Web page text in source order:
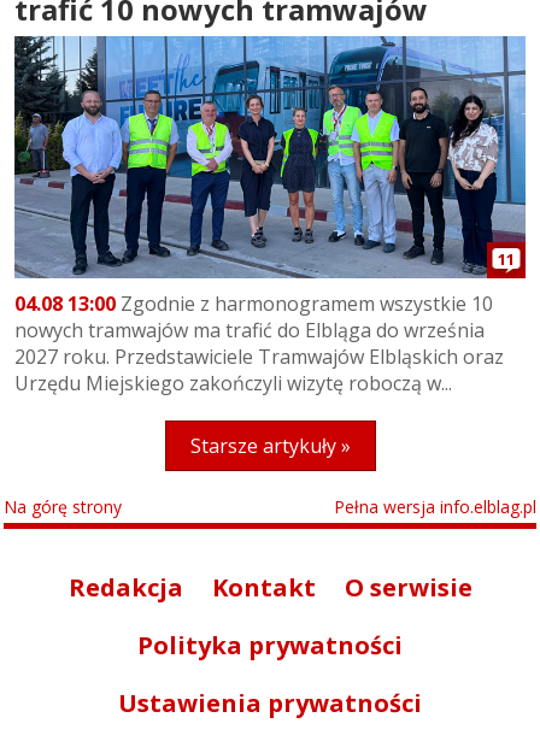
trafić 10 nowych tramwajów
11
04.08 13:00 Zgodnie z harmonogramem wszystkie 10
nowych tramwajów ma trafić do Elbląga do września
2027 roku. Przedstawiciele Tramwajów Elbląskich oraz
Urzędu Miejskiego zakończyli wizytę roboczą w...
Starsze artykuły »
Na górę strony Pełna wersja info.elblag.pl
Redakcja Kontakt
O serwisie
Polityka prywatności
Ustawienia prywatności